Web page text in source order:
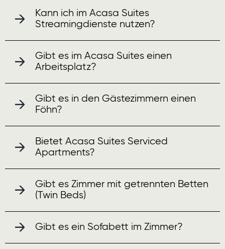
Kann ich im Acasa Suites
Streamingdienste nutzen?
Gibt es im Acasa Suites einen
Arbeitsplatz?
Gibt es in den Gästezimmern einen
Föhn?
Bietet Acasa Suites Serviced
Apartments?
Gibt es Zimmer mit getrennten Betten
(Twin Beds)
Gibt es ein Sofabett im Zimmer?